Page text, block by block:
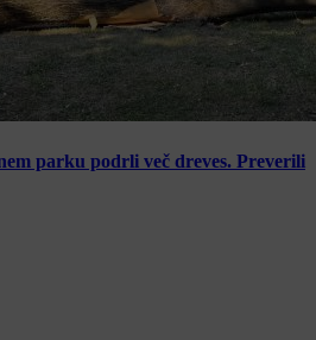
parku podrli več dreves. Preverili